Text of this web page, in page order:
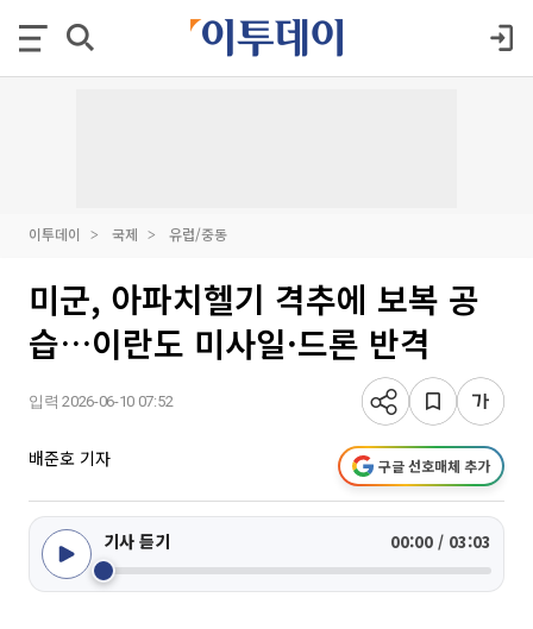
이투데이 국제 유럽/중동
미군, 아파치헬기 격추에 보복 공
습…이란도 미사일·드론 반격
입력 2026-06-10 07:52
배준호 기자 구글 선호매체 추가
기사 듣기 00:00 / 03:03